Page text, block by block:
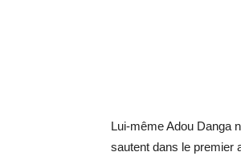
Lui-même Adou Danga
sautent dans le premier